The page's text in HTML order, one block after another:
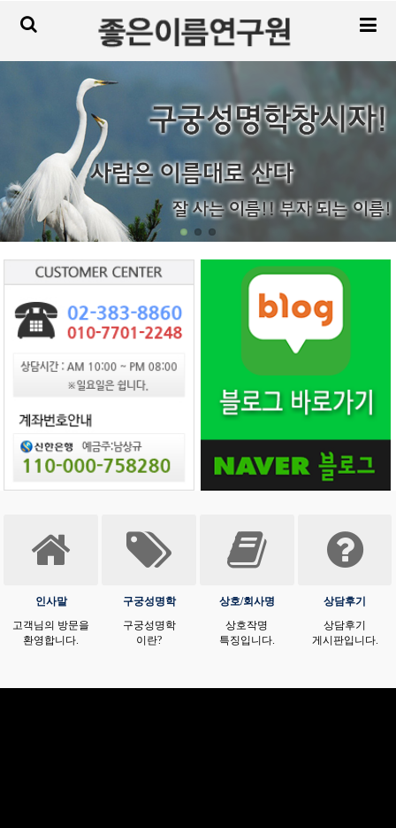
인사말
고객님의 방문을
환영합니다.
구궁성명학
구궁성명학
이란?
상호/회사명
상호작명
특징입니다.
상담후기
상담후기
게시판입니다.